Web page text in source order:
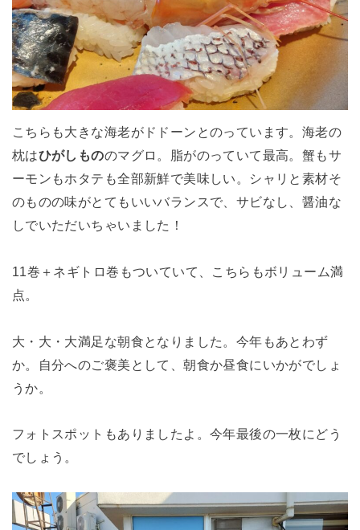
こちらも大きな海老がドドーンとのっています。海老の
枕はひがしもののマグロ。脂がのっていて最高。蟹もサ
ーモンもホタテも全部新鮮で美味しい。シャリと素材そ
のものの味がとてもいいバランスで、サビなし、醤油な
しでいただいちゃいました！
11巻＋ネギトロ巻もついていて、こちらもボリューム満
点。
大・大・大満足な朝食となりました。今年もあとわず
か。自分へのご褒美として、朝食か昼食にいかがでしょ
うか。
フォトスポットもありましたよ。今年最後の一枚にどう
でしょう。